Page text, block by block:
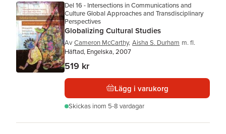
Del 16 - Intersections in Communications and
Culture Global Approaches and Transdisciplinary
Perspectives
Globalizing Cultural Studies
Av Cameron McCarthy, Aisha S. Durham m. fl.
Häftad, Engelska, 2007
519 kr
Lägg i varukorg
Skickas inom 5-8 vardagar